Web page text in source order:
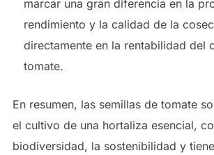
marcar una gran diferencia en la
rendimiento y la calidad de la
directamente en la rentabilidad del
tomate.
En resumen, las semillas de tomate
el cultivo de una hortaliza esencial,
biodiversidad, la sostenibilidad y